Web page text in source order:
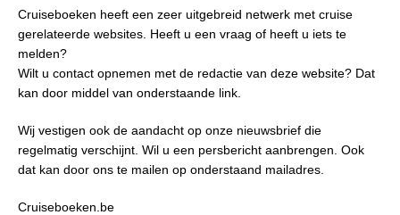
Cruiseboeken heeft een zeer uitgebreid netwerk met cruise
gerelateerde websites. Heeft u een vraag of heeft u iets te
melden?
Wilt u contact opnemen met de redactie van deze website? Dat
kan door middel van onderstaande link.
Wij vestigen ook de aandacht op onze nieuwsbrief die
regelmatig verschijnt. Wil u een persbericht aanbrengen. Ook
dat kan door ons te mailen op onderstaand mailadres.
Cruiseboeken.be